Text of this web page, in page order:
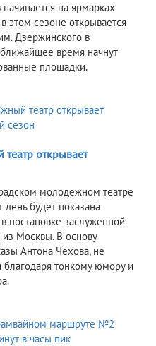
на ярмарках
этом сезоне открывается
Дзержинского в
время начнут
площадки.
открывает
молодёжном театре
день будет показана
постановке заслуженной
Москвы. В основу
Антона Чехова, не
тонкому юмору и